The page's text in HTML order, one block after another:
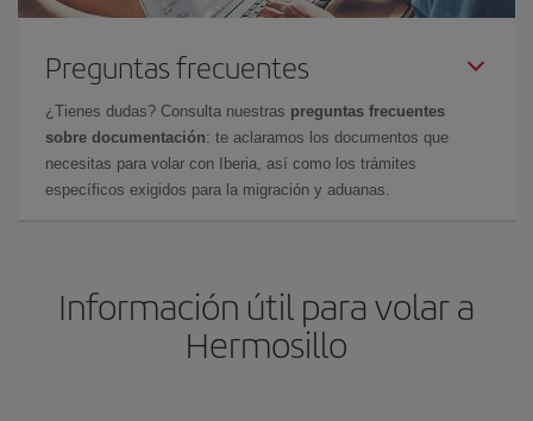
Preguntas frecuentes
¿Tienes dudas? Consulta nuestras preguntas frecuentes
sobre documentación: te aclaramos los documentos que
necesitas para volar con Iberia, así como los trámites
específicos exigidos para la migración y aduanas.
Información útil para volar a
Hermosillo